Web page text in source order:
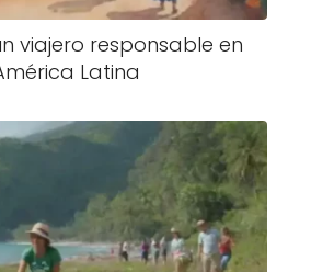
viajero responsable en
Latina